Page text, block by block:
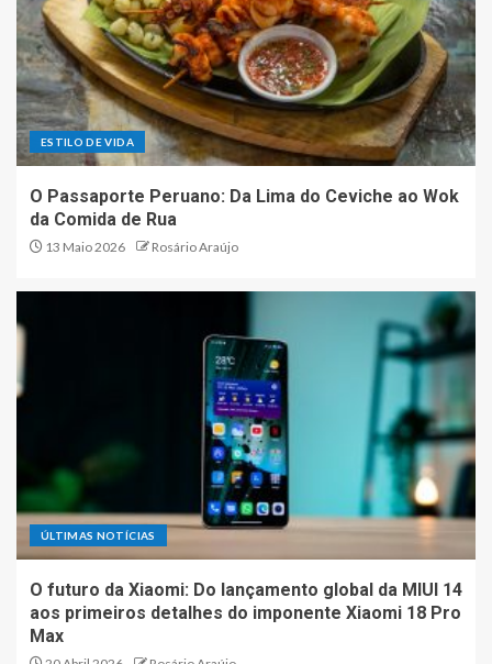
5
Aprendizagem Personalizada
1
O Preço da Visão: Do Pesado
Investimento da Apple à
Aposta Leve da Snap
O Passaporte Peruano: Da
3
O futuro da Xiaomi: Do
lançamento global da MIUI 14
aos primeiros detalhes do
imponente Xiaomi 18 Pro Max
4
Sabores que Resistem ao
Tempo: Do Berço Minhoto ao
Coração do Texas
ESTILO DE VIDA
O Passaporte Peruano: Da Lima do Ceviche ao Wok
da Comida de Rua
13 Maio 2026 Rosário Araújo
ÚLTIMAS NOTÍCIAS
O futuro da Xiaomi: Do lançamento global da MIUI 14
aos primeiros detalhes do imponente Xiaomi 18 Pro
Max